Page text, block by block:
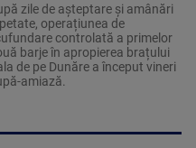
zile de așteptare și amânări
operațiunea de
controlată a primelor
barje în apropierea brațului
de pe Dunăre a început vineri
amiază.